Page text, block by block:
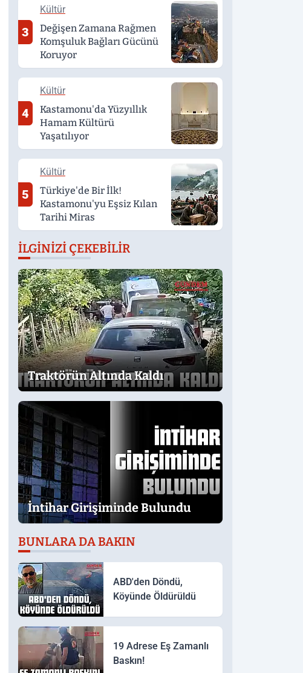
3
Kültür
Değişen Zamana Rağmen
Komşuluk Bağları Gücünü
Koruyor
4
Kültür
Kastamonu'da Yüzyıllık
Hamam Kültürü
Yaşatılıyor
5
Kültür
Türkiye'de Bir İlk!
Kastamonu'yu Eşsiz Kılan
Tarihi Miras
İLGINIZI ÇEKEBILIR
Traktörün Altında Kaldı
İntihar Girişiminde Bulundu
BUNLARA DA BAKIN
ABD'den Döndü,
Köyünde Öldürüldü
19 Adrese Eş Zamanlı
Baskın!